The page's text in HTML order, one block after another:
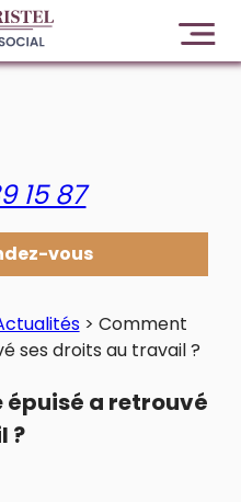
15 87
vous
> Comment
ses droits au travail ?
a retrouvé
?